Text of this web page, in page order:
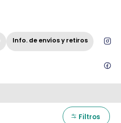
Info. de envíos y retiros
Filtros